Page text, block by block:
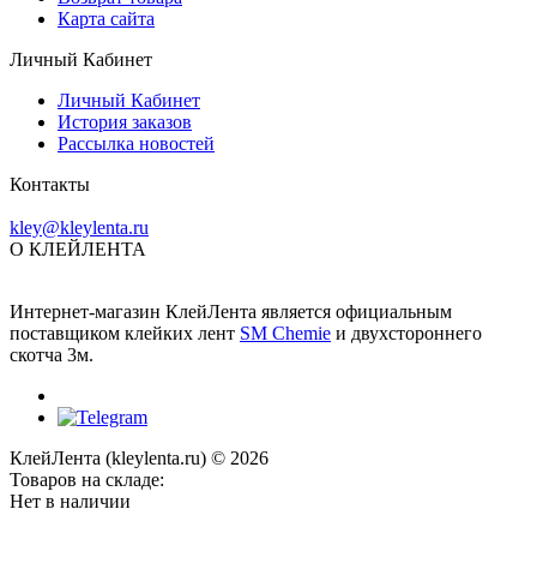
Карта сайта
Личный Кабинет
Личный Кабинет
История заказов
Рассылка новостей
Контакты
kley@kleylenta.ru
О КЛЕЙЛЕНТА
Интернет-магазин КлейЛента является официальным
поставщиком клейких лент SM Chemie и двухстороннего
скотча 3м.
КлейЛента (kleylenta.ru) © 2026
Товаров на складе:
Нет в наличии